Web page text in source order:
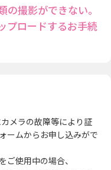
撮影ができない。
プロードするお手続
メラの故障等により証
ームからお申し込みがで
ご使用中の場合、